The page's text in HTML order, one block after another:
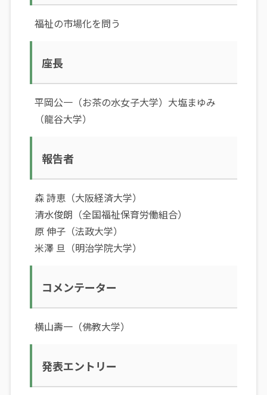
福祉の市場化を問う
座長
平岡公一（お茶の水女子大学）大塩まゆみ
（龍谷大学）
報告者
森 詩恵（大阪経済大学）
清水俊朗（全国福祉保育労働組合）
原 伸子（法政大学）
米澤 旦（明治学院大学）
コメンテーター
横山壽一（佛教大学）
発表エントリー